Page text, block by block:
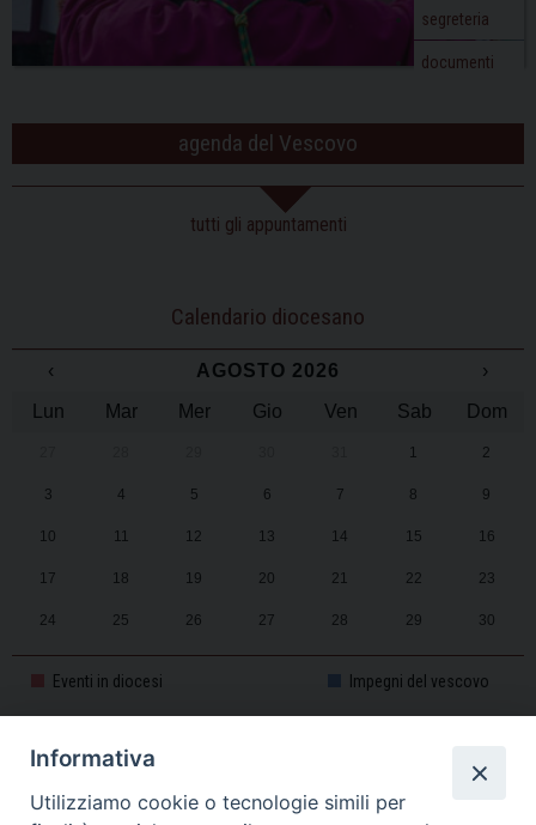
segreteria
documenti
agenda del Vescovo
tutti gli appuntamenti
Calendario diocesano
‹ AGOSTO 2026
›
Lun
Mar Mer Gio Ven Sab Dom
1 2
3 4 5 6 7 8 9
10 11 12 13 14 15 16
17 18 19 20 21 22 23
24 25 26 27 28 29 30
31 1 2 3 4 5 6
Eventi in diocesi Impegni del vescovo
CALENDARIO PASTORALE 2025-2026
Informativa
Utilizziamo cookie o tecnologie simili per